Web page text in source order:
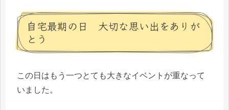
自宅最期の日 大切な思い出をありが
とう
この日はもう一つとても大きなイベントが重なって
いました。